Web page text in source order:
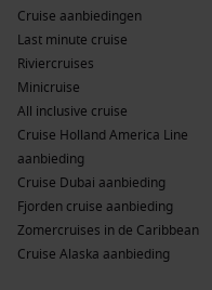
Cruise aanbiedingen
Last minute cruise
Riviercruises
Minicruise
All inclusive cruise
Cruise Holland America Line
aanbieding
Cruise Dubai aanbieding
Fjorden cruise aanbieding
Zomercruises in de Caribbean
Cruise Alaska aanbieding